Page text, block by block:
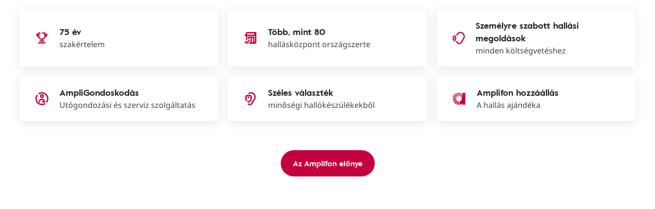
75 év
szakértelem
Több, mint 80
hallásközpont országszerte
Személyre szabott hallási
megoldások
minden költségvetéshez
AmpliGondoskodás
Utógondozási és szerviz szolgáltatás
Széles választék
minőségi hallókészülékekből
Amplifon hozzáállás
A hallás ajándéka
Az Amplifon előnye